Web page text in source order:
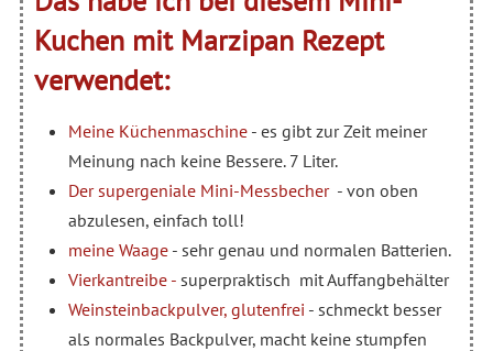
Kuchen mit Marzipan Rezept
verwendet:
Meine Küchenmaschine- es gibt zur Zeit meiner
Meinung nach keine Bessere. 7 Liter.
Der supergeniale Mini-Messbecher - von oben
abzulesen, einfach toll!
meine Waage- sehr genau und normalen Batterien.
Vierkantreibe - superpraktisch mit Auffangbehälter
Weinsteinbackpulver, glutenfrei - schmeckt besser
als normales Backpulver, macht keine stumpfen